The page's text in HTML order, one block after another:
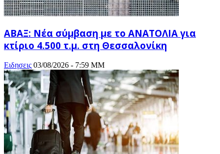
ΑΒΑΞ: Νέα σύμβαση με το ΑΝΑΤΟΛΙΑ για
κτίριο 4.500 τ.μ. στη Θεσσαλονίκη
Ειδησεις 03/08/2026 - 7:59 ΜΜ